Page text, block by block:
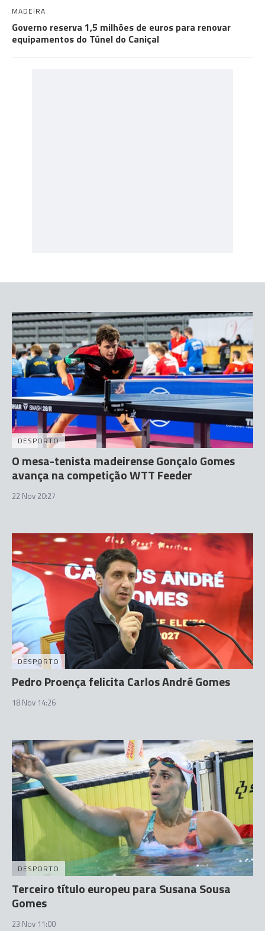
MADEIRA
Governo reserva 1,5 milhões de euros para renovar
equipamentos do Túnel do Caniçal
DESPORTO
O mesa-tenista madeirense Gonçalo Gomes
avança na competição WTT Feeder
22 Nov 20:27
DESPORTO
Pedro Proença felicita Carlos André Gomes
18 Nov 14:26
DESPORTO
Terceiro título europeu para Susana Sousa
Gomes
23 Nov 11:00